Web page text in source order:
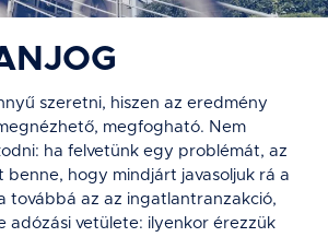
szeretni, hiszen az eredmény
megfogható. Nem
ha felvetünk egy problémát, az
benne, hogy mindjárt javasoljuk rá a
továbbá az az ingatlantranzakció,
adózási vetülete: ilyenkor érezzük